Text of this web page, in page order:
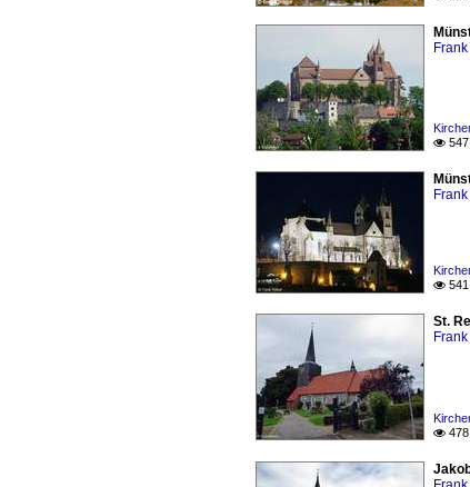
Frank
 547
Frank
 541
St.
Frank
 478